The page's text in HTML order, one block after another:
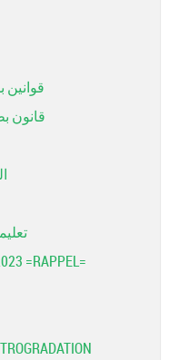
قوانين
قانون
=RAPPEL=